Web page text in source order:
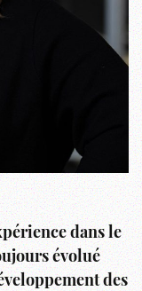
dans le
évolué
des